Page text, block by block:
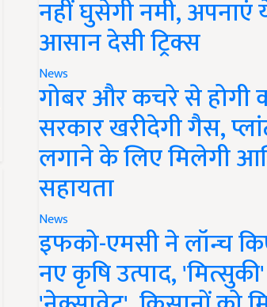
नहीं घुसेगी नमी, अपनाएं
आसान देसी ट्रिक्स
News
गोबर और कचरे से होगी
सरकार खरीदेगी गैस,
लगाने के लिए मिलेगी
सहायता
News
इफको-एमसी ने लॉन्च
नए कृषि उत्पाद,